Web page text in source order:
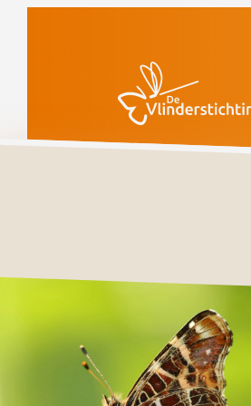
Ga direct naar
Verspreiding